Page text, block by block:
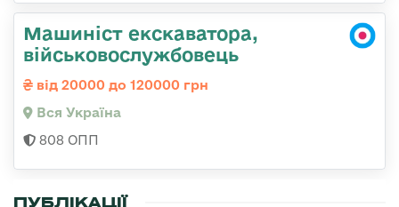
Машиніст екскаватора,
військовослужбовець
від 20000 до 120000 грн
Вся Україна
808 ОПП
ПУБЛІКАЦІЇ